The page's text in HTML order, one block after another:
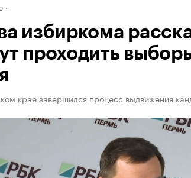
избиркома
проходить
крае завершился процесс выдвижения